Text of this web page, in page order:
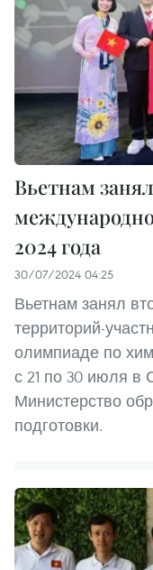
Вьетнам
2024 года
30/07/2024 04:25
Вьетнам занял
территорий-
олимпиаде по
с 21 по 30 июля в
Министерство
подготовки.